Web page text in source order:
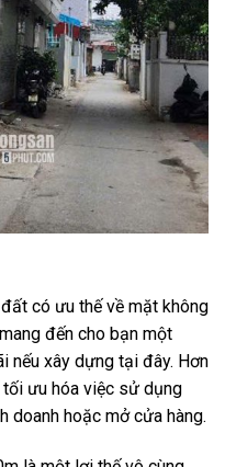
có ưu thế về mặt không
đến cho bạn một
nếu xây dựng tại đây. Hơn
ưu hóa việc sử dụng
doanh hoặc mở cửa hàng.